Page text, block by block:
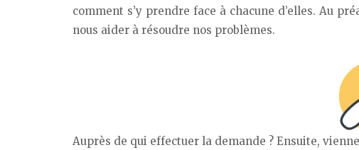
comment s’y prendre face à chacune d’elles. Au
nous aider à résoudre nos problèmes.
Auprès de qui effectuer la demande ? Ensuite,